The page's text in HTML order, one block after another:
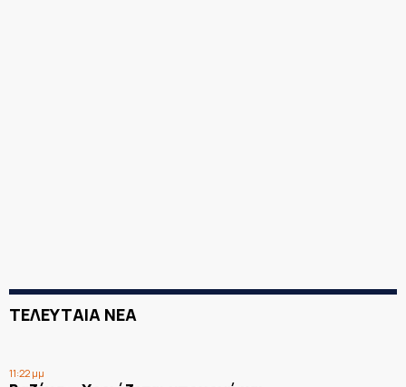
ΤΕΛΕΥΤΑΙΑ ΝΕΑ
11:22 μμ